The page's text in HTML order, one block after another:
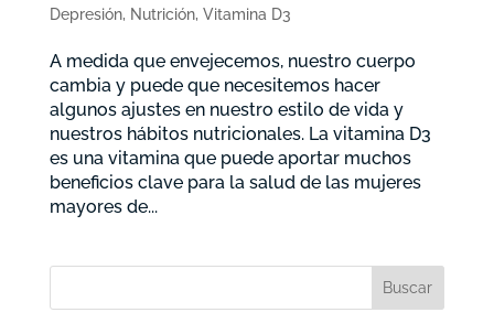
Depresión, Nutrición, Vitamina D3
A medida que envejecemos, nuestro cuerpo
cambia y puede que necesitemos hacer
algunos ajustes en nuestro estilo de vida y
nuestros hábitos nutricionales. La vitamina D3
es una vitamina que puede aportar muchos
beneficios clave para la salud de las mujeres
mayores de...